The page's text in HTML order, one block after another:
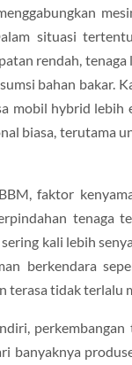
situasi
rendah,
bahan bakar.
mobil hybrid lebih
biasa, terutama
faktor
tenaga
kali lebih
berkendara
terasa tidak terlalu
banyaknya